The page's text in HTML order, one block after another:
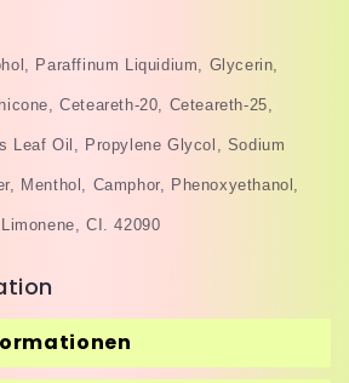
Paraffinum Liquidium, Glycerin,
Ceteareth-20, Ceteareth-25,
Leaf Oil, Propylene Glycol, Sodium
Menthol, Camphor, Phenoxyethanol,
CI. 42090